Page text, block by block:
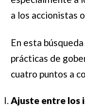
a los accionistas
En esta
prácticas de
cuatro puntos a
Ajuste entre los